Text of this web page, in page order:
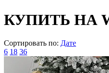
КУПИТЬ НА
Сортировать по: Дате
6 18 36